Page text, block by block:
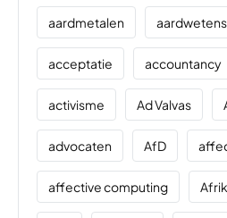
aardmetalen
acceptatie accountancy
activisme Ad Valvas
advocaten AfD
affective computing